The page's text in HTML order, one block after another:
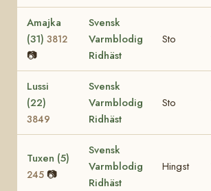
Amajka
(31) 3812
📷
Svensk
Varmblodig
Ridhäst
Sto
Lussi
(22)
3849
Svensk
Varmblodig
Ridhäst
Sto
Tuxen (5)
245 📷
Svensk
Varmblodig
Ridhäst
Hingst